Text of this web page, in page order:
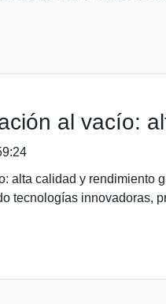
al vacío:
alta calidad y rendimiento
tecnologías innovadoras,